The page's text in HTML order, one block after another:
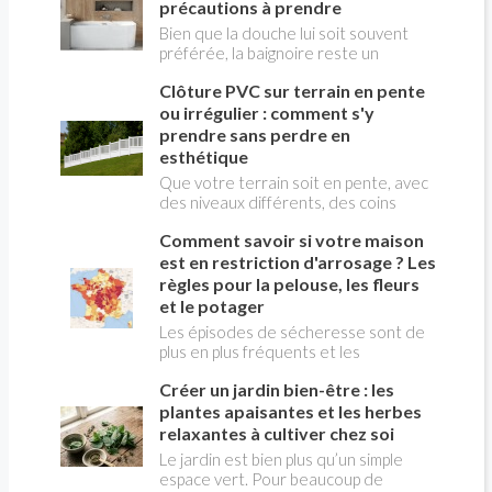
isolation? Régis
une croûte rigide qui protège la
structure de la déformation et
retarde les effets de l'incendie sur le
de précautions sont à prendre pour
renforcer cette résistance.
pannes proviennent d'un simple
manque d'entretien ou d'un réglage
inadapté, tandis que d'autres
nécessitent l'intervention d'un
spécialiste. Avant de contacter un
dépanneur, quelques vérifications
peuvent vous faire gagner du temps…
et parfois éviter une facture
importante.
précautions à prendre
Bien que la douche lui soit souvent
préférée, la baignoire reste un
irremplaçable pour une salle de bain
de qualité. Son installation n'est pas
très compliquée.
Clôture PVC sur terrain en pente
ou irrégulier : comment s'y
prendre sans perdre en
esthétique
Que votre terrain soit en pente, avec
des niveaux différents, des coins
commun : découvrez comment poser
une clôture en PVC qui s'ajuste
parfaitement à votre espace. Nos
astuces vous aideront à garder un
rendu uniforme, résistant et
esthétique, sans que cela n'affecte la
beauté de votre extérieur.
Comment savoir si votre maison
est en restriction d'arrosage ? Les
règles pour la pelouse, les fleurs
et le potager
Les épisodes de sécheresse sont de
plus en plus fréquents et les
désormais de nombreuses communes
françaises chaque été. Avant
d'arroser votre pelouse , vos massifs
de fleurs ou votre potager , il est
essentiel de connaître les règles
Créer un jardin bien-être : les
plantes apaisantes et les herbes
relaxantes à cultiver chez soi
Le jardin est bien plus qu’un simple
espace vert. Pour beaucoup de